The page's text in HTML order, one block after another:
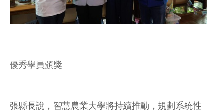
優秀學員頒獎
張縣長說，智慧農業大學將持續推動，規劃系統性